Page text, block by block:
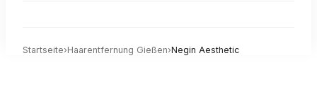
Startseite›Haarentfernung Gießen›Negin Aesthetic